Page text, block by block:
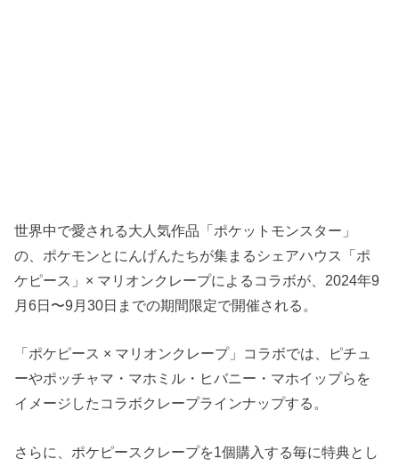
世界中で愛される大人気作品「ポケットモンスター」
の、ポケモンとにんげんたちが集まるシェアハウス「ポ
ケピース」× マリオンクレープによるコラボが、2024年9
月6日〜9月30日までの期間限定で開催される。
「ポケピース × マリオンクレープ」コラボでは、ピチュ
ーやポッチャマ・マホミル・ヒバニー・マホイップらを
イメージしたコラボクレープラインナップする。
さらに、ポケピースクレープを1個購入する毎に特典とし